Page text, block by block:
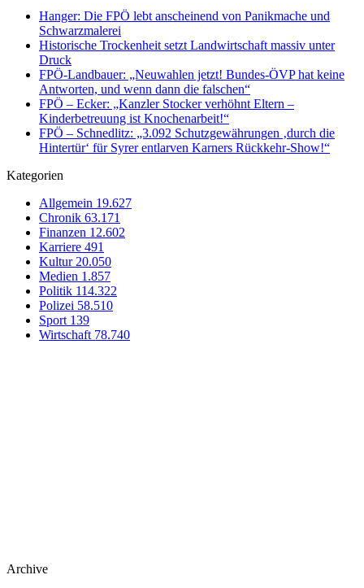
Hanger: Die FPÖ lebt anscheinend von Panikmache und
Schwarzmalerei
Historische Trockenheit setzt Landwirtschaft massiv unter
Druck
FPÖ-Landbauer: „Neuwahlen jetzt! Bundes-ÖVP hat keine
Antworten, und wenn dann die falschen“
FPÖ – Ecker: „Kanzler Stocker verhöhnt Eltern –
Kinderbetreuung ist Knochenarbeit!“
FPÖ – Schnedlitz: „3.092 Schutzgewährungen ‚durch die
Hintertür‘ für Syrer entlarven Karners Rückkehr-Show!“
Kategorien
Allgemein 19.627
Chronik 63.171
Finanzen 12.602
Karriere 491
Kultur 20.050
Medien 1.857
Politik 114.322
Polizei 58.510
Sport 139
Wirtschaft 78.740
Archive